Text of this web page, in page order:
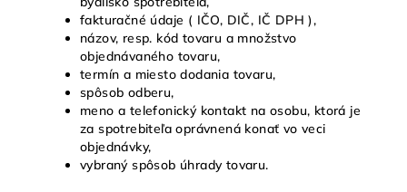
fakturačné údaje ( IČO, DIČ, IČ DPH ),
názov, resp. kód tovaru a množstvo
objednávaného tovaru,
termín a miesto dodania tovaru,
spôsob odberu,
meno a telefonický kontakt na osobu, ktorá je
za spotrebiteľa oprávnená konať vo veci
objednávky,
vybraný spôsob úhrady tovaru.